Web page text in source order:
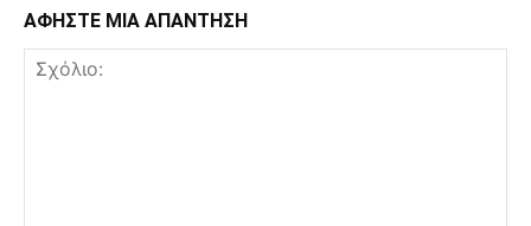
ΑΦΗΣΤΕ ΜΙΑ ΑΠΑΝΤΗΣΗ